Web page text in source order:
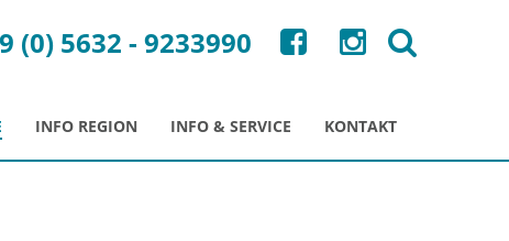
INFO REGION INFO & SERVICE KONTAKT
(0) 5632 - 9233990